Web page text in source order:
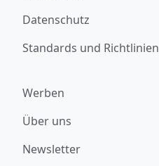
Datenschutz
Standards und Richtlinien
Werben
Über uns
Newsletter